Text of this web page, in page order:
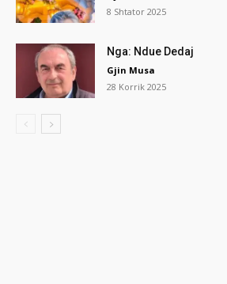
8 Shtator 2025
Nga: Ndue Dedaj
Gjin Musa
28 Korrik 2025